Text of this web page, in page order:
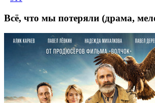
Всё, что мы потеряли (драма,